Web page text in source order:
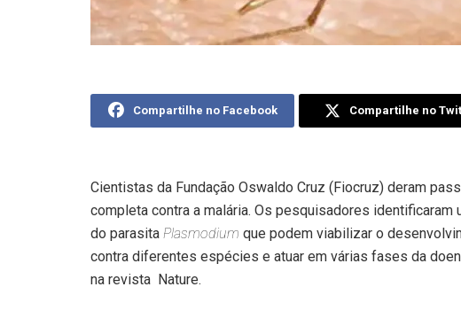
Compartilhe no Facebook Compartilhe no
Cientistas da Fundação Oswaldo Cruz (Fiocruz) deram
completa contra a malária. Os pesquisadores
do parasita Plasmodium que podem viabilizar o
contra diferentes espécies e atuar em várias fases da
na revista Nature.